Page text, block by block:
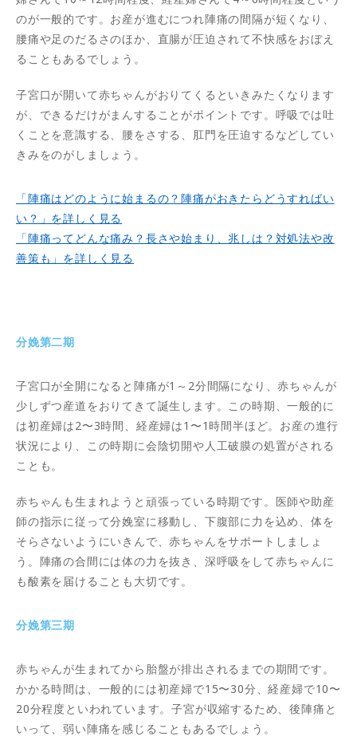
のが一般的です。お産が進むにつれ陣痛の間隔が短くなり、
腰痛や足のだるさのほか、直腸が圧迫されて不快感をおぼえ
ることもあるでしょう。
子宮口が開いて赤ちゃんがおりてくるといきみたくなります
が、できるだけがまんすることがポイントです。呼吸では吐
くことを意識する、腰をさする、肛門を圧迫するなどしてい
きみをのがしましょう。
「陣痛はどのように始まるの？陣痛がおきたらどうすればい
い？」を詳しく見る
「陣痛ってどんな痛み？長さや始まり、兆しは？対処法や改
善策も」を詳しく見る
分娩第二期
子宮口が全開になると陣痛が1～2分間隔になり、赤ちゃんが
少しずつ産道をおりてきて誕生します。この時期、一般的に
は初産婦は2〜3時間、経産婦は1〜1時間半ほど。お産の進行
状況により、この時期に会陰切開や人工破膜の処置がされる
ことも。
赤ちゃんも生まれようと頑張っている時期です。医師や助産
師の指示に従って分娩室に移動し、下腹部に力を込め、体を
そらさないようにいきんで、赤ちゃんをサポートしましょ
う。陣痛の合間には体の力を抜き、深呼吸をして赤ちゃんに
も酸素を届けることも大切です。
分娩第三期
赤ちゃんが生まれてから胎盤が排出されるまでの期間です。
かかる時間は、一般的には初産婦で15〜30分、経産婦で10〜
20分程度といわれています。子宮が収縮するため、後陣痛と
いって、弱い陣痛を感じることもあるでしょう。